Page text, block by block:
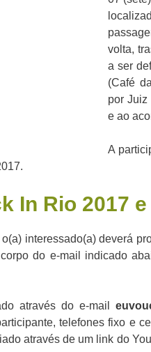
volta,
a ser
(Café
por Juiz
e ao
A
In Rio 2017
interessado(a) deverá
do e-mail indicado
através do e-mail
telefones fixo e
através de um link do